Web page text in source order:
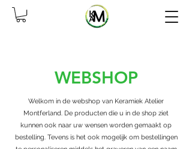
WEBSHOP
Welkom in de webshop van Keramiek Atelier
Montferland. De producten die u in de shop ziet
kunnen ook naar uw wensen worden gemaakt op
bestelling. Tevens is het ook mogelijk om bestellingen